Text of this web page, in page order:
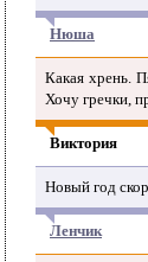
Нюша
Какая хрень.
Хочу гречки,
Виктория
Новый год
Ленчик